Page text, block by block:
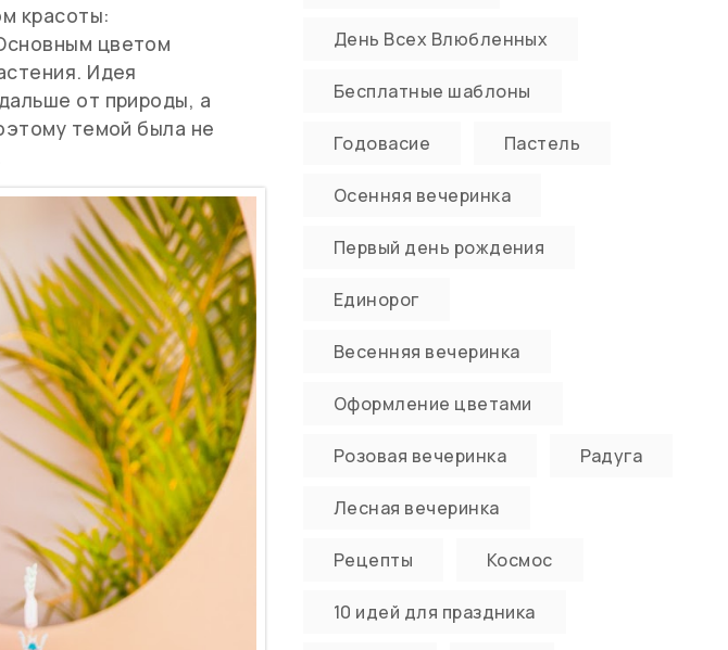
красоты:
цветом
Идея
от природы, а
темой была не
День Всех Влюбленных
Бесплатные шаблоны
Годовасие Пастель
Осенняя вечеринка
Первый день рождения
Единорог
Весенняя вечеринка
Оформление цветами
Розовая вечеринка Радуга
Лесная вечеринка
Рецепты Космос
10 идей для праздника